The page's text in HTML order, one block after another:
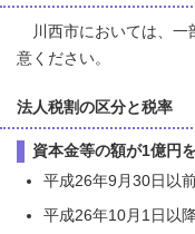
川西市においては、一
意ください。
法人税割の区分と税率
資本金等の額が1億円
平成26年9月30日以
平成26年10月1日以